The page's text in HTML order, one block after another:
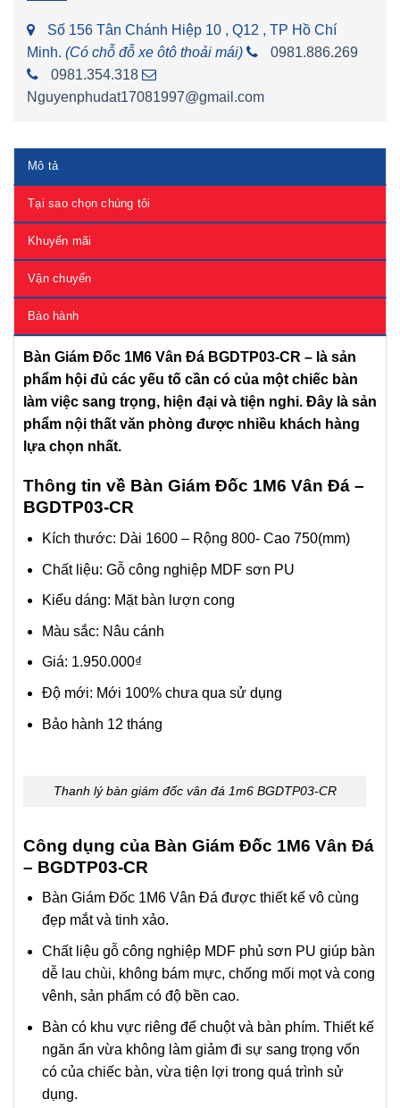
Số 156 Tân Chánh Hiệp 10 , Q12 , TP Hồ Chí
Minh. (Có chỗ đỗ xe ôtô thoải mái)
0981.886.269
0981.354.318
Nguyenphudat17081997@gmail.com
Mô tả
Tại sao chọn chúng tôi
Khuyến mãi
Vận chuyển
Bảo hành
Bàn Giám Đốc 1M6 Vân Đá BGDTP03-CR – là sản
phẩm hội đủ các yếu tố cần có của một chiếc bàn
làm việc sang trọng, hiện đại và tiện nghi. Đây là sản
phẩm nội thất văn phòng được nhiều khách hàng
lựa chọn nhất.
Thông tin về Bàn Giám Đốc 1M6 Vân Đá –
BGDTP03-CR
Kích thước: Dài 1600 – Rộng 800- Cao 750(mm)
Chất liệu: Gỗ công nghiệp MDF sơn PU
Kiểu dáng: Mặt bàn lượn cong
Màu sắc: Nâu cánh
Giá: 1.950.000₫
Độ mới: Mới 100% chưa qua sử dụng
Bảo hành 12 tháng
Thanh lý bàn giám đốc vân đá 1m6 BGDTP03-CR
Công dụng của Bàn Giám Đốc 1M6 Vân Đá
– BGDTP03-CR
Bàn Giám Đốc 1M6 Vân Đá được thiết kế vô cùng
đẹp mắt và tinh xảo.
Chất liệu gỗ công nghiệp MDF phủ sơn PU giúp bàn
dễ lau chùi, không bám mực, chống mối mọt và cong
vênh, sản phẩm có độ bền cao.
Bàn có khu vực riêng để chuột và bàn phím. Thiết kế
ngăn ẩn vừa không làm giảm đi sự sang trọng vốn
có của chiếc bàn, vừa tiện lợi trong quá trình sử
dụng.